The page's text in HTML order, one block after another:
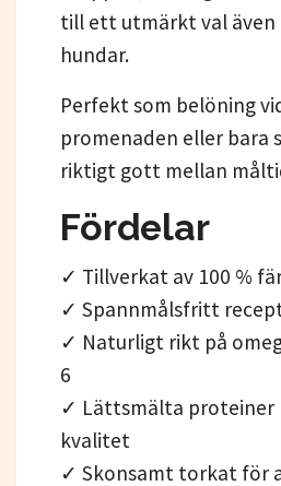
till ett utmärkt val även
hundar.
Perfekt som belöning
promenaden eller bara
riktigt gott mellan
Fördelar
✓ Tillverkat av 100 %
✓ Spannmålsfritt
✓ Naturligt rikt på
6
✓ Lättsmälta proteiner
kvalitet
✓ Skonsamt torkat för